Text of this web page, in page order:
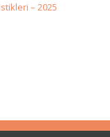
– 2025